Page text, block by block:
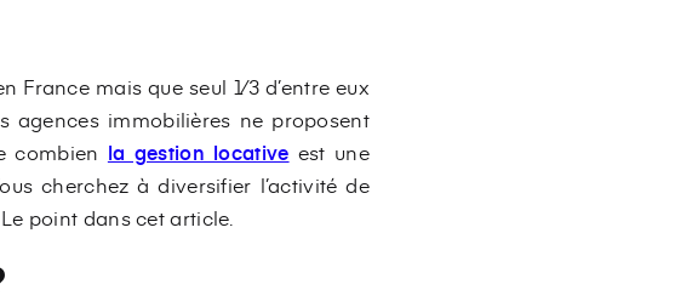
mais que seul 1⁄3 d’entre eux
agences immobilières ne proposent
combien la gestion locative est une
cherchez à diversifier l’activité de
point dans cet article.